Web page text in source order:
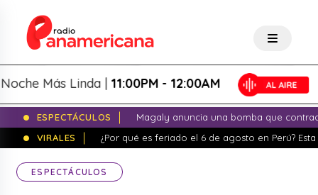
Más Linda |11:00PM - 12:00AM
ESPECTÁCULOS
Magaly anuncia una bomba que
VIRALES
¿Por qué es feriado el 6 de agosto en Perú?
ESPECTÁCULOS